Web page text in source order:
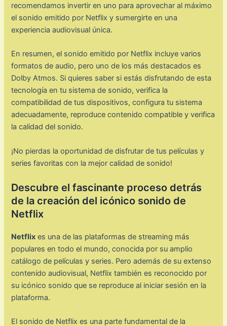
recomendamos invertir en uno para aprovechar al máximo
el sonido emitido por Netflix y sumergirte en una
experiencia audiovisual única.
En resumen, el sonido emitido por Netflix incluye varios
formatos de audio, pero uno de los más destacados es
Dolby Atmos. Si quieres saber si estás disfrutando de esta
tecnología en tu sistema de sonido, verifica la
compatibilidad de tus dispositivos, configura tu sistema
adecuadamente, reproduce contenido compatible y verifica
la calidad del sonido.
¡No pierdas la oportunidad de disfrutar de tus películas y
series favoritas con la mejor calidad de sonido!
Descubre el fascinante proceso detrás
de la creación del icónico sonido de
Netflix
Netflix es una de las plataformas de streaming más
populares en todo el mundo, conocida por su amplio
catálogo de películas y series. Pero además de su extenso
contenido audiovisual, Netflix también es reconocido por
su icónico sonido que se reproduce al iniciar sesión en la
plataforma.
El sonido de Netflix es una parte fundamental de la